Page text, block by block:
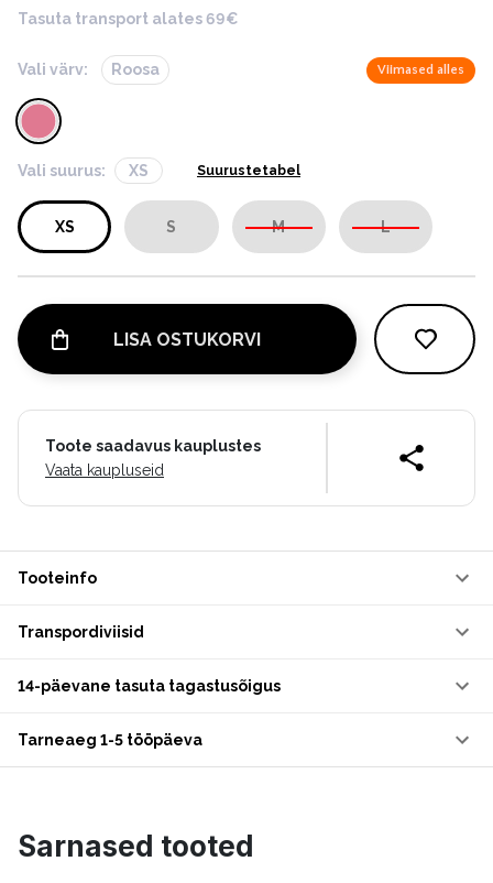
Tasuta transport alates 69€
Vali värv: Roosa Viimased alles
Vali suurus: XS Suurustetabel
XS S M L
LISA OSTUKORVI
Toote saadavus kauplustes
Vaata kaupluseid
Tooteinfo
Transpordiviisid
14-päevane tasuta tagastusõigus
Tarneaeg 1-5 tööpäeva
Sarnased tooted